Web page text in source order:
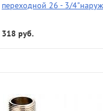
переходной 26 - 3/
318 руб.